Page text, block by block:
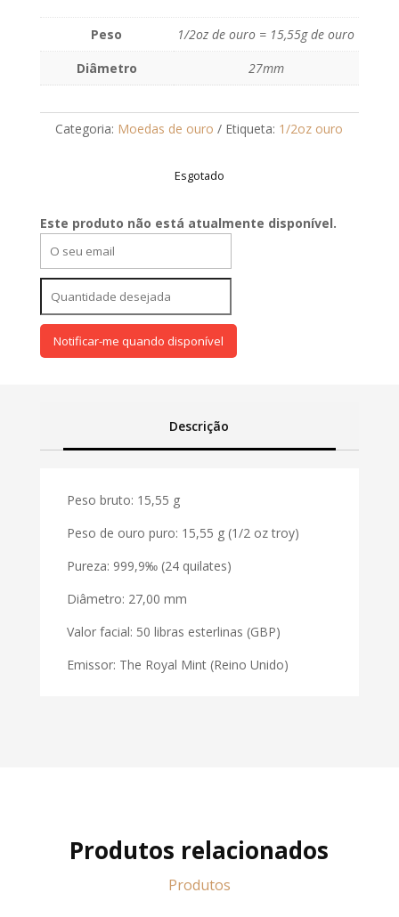
Peso
1/2oz de ouro = 15,55g de ouro
Diâmetro
27mm
Categoria: Moedas de ouro Etiqueta: 1/2oz ouro
Esgotado
Este produto não está atualmente disponível.
Notificar-me quando disponível
Descrição
Peso bruto: 15,55 g
Peso de ouro puro: 15,55 g (1/2 oz troy)
Pureza: 999,9‰ (24 quilates)
Diâmetro: 27,00 mm
Valor facial: 50 libras esterlinas (GBP)
Emissor: The Royal Mint (Reino Unido)
Produtos relacionados
Produtos